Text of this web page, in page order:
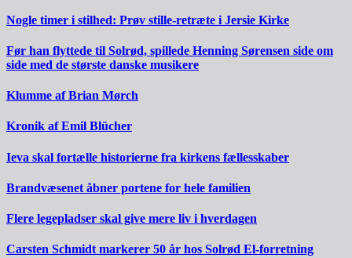
Nogle timer i stilhed: Prøv stille-retræte i Jersie Kirke
Før han flyttede til Solrød, spillede Henning Sørensen side om
side med de største danske musikere
Klumme af Brian Mørch
Kronik af Emil Blücher
Ieva skal fortælle historierne fra kirkens fællesskaber
Brandvæsenet åbner portene for hele familien
Flere legepladser skal give mere liv i hverdagen
Carsten Schmidt markerer 50 år hos Solrød El-forretning